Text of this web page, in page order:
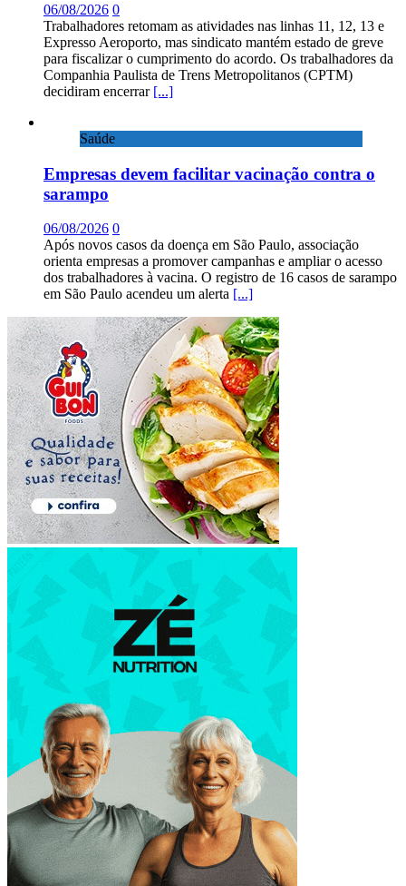
06/08/2026 0
Trabalhadores retomam as atividades nas linhas 11, 12, 13 e
Expresso Aeroporto, mas sindicato mantém estado de greve
para fiscalizar o cumprimento do acordo. Os trabalhadores da
Companhia Paulista de Trens Metropolitanos (CPTM)
decidiram encerrar [...]
Saúde
Empresas devem facilitar vacinação contra o
sarampo
06/08/2026 0
Após novos casos da doença em São Paulo, associação
orienta empresas a promover campanhas e ampliar o acesso
dos trabalhadores à vacina. O registro de 16 casos de sarampo
em São Paulo acendeu um alerta [...]